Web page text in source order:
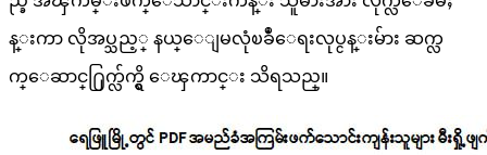
န္းကာ လိုအပ္သည့္ နယ္ေျမလုံၿခဳံေရးလုပ္ငန္းမ်ား ဆက္လ
က္ေဆာင္႐ြက္လ်က္ရွိ ေၾကာင္း သိရသည္။